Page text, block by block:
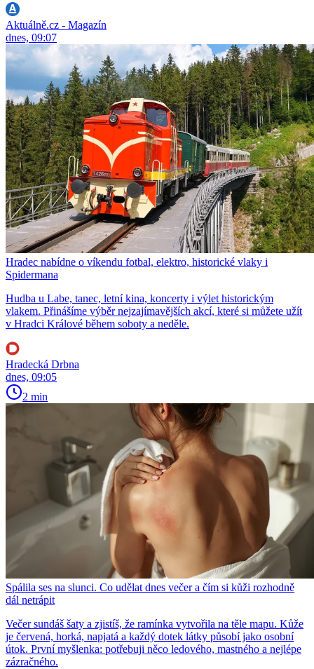
Aktuálně.cz - Magazín
dnes, 09:07
Hradec nabídne o víkendu fotbal, elektro, historické vlaky i
Spidermana
Hudba u Labe, tanec, letní kina, koncerty i výlet historickým
vlakem. Přinášíme výběr nejzajímavějších akcí, které si můžete užít
v Hradci Králové během soboty a neděle.
Hradecká Drbna
dnes, 09:05
2 min
Spálila ses na slunci. Co udělat dnes večer a čím si kůži rozhodně
dál netrápit
Večer sundáš šaty a zjistíš, že ramínka vytvořila na těle mapu. Kůže
je červená, horká, napjatá a každý dotek látky působí jako osobní
útok. První myšlenka: potřebuji něco ledového, mastného a nejlépe
zázračného.